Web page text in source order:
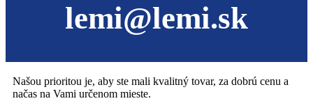
lemi@lemi.sk
Našou prioritou je, aby ste mali kvalitný tovar, za dobrú cenu a
načas na Vami určenom mieste.